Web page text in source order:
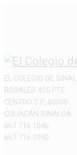
EL COLEGIO DE
ROSALES 435 PTE.
CENTRO C.P. 80000
CULIACÁN SINALOA
667 716 1046
667 716 1050